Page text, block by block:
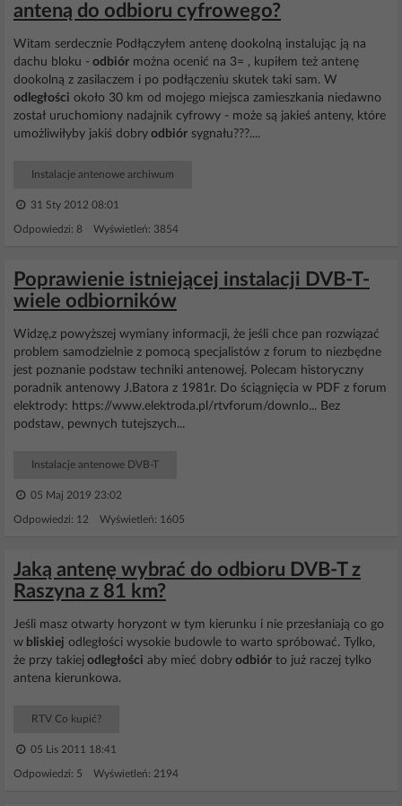
anteną do odbioru cyfrowego?
Witam serdecznie Podłączyłem antenę dookolną instalując ją na
dachu bloku - odbiór można ocenić na 3= , kupiłem też antenę
dookolną z zasilaczem i po podłączeniu skutek taki sam. W
odległości około 30 km od mojego miejsca zamieszkania niedawno
został uruchomiony nadajnik cyfrowy - może są jakieś anteny, które
umożliwiłyby jakiś dobry odbiór sygnału???....
Instalacje antenowe archiwum
31 Sty 2012 08:01
Odpowiedzi: 8 Wyświetleń: 3854
Poprawienie istniejącej instalacji DVB-T-
wiele odbiorników
Widzę,z powyższej wymiany informacji, że jeśli chce pan rozwiązać
problem samodzielnie z pomocą specjalistów z forum to niezbędne
jest poznanie podstaw techniki antenowej. Polecam historyczny
poradnik antenowy J.Batora z 1981r. Do ściągnięcia w PDF z forum
elektrody: https://www.elektroda.pl/rtvforum/downlo... Bez
podstaw, pewnych tutejszych...
Instalacje antenowe DVB-T
05 Maj 2019 23:02
Odpowiedzi: 12 Wyświetleń: 1605
Jaką antenę wybrać do odbioru DVB-T z
Raszyna z 81 km?
Jeśli masz otwarty horyzont w tym kierunku i nie przesłaniają co go
w bliskiej odległości wysokie budowle to warto spróbować. Tylko,
że przy takiej odległości aby mieć dobry odbiór to już raczej tylko
antena kierunkowa.
RTV Co kupić?
05 Lis 2011 18:41
Odpowiedzi: 5 Wyświetleń: 2194